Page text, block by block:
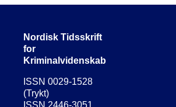
Nordisk Tidsskrift
for
Kriminalvidenskab
ISSN 0029-1528
(Trykt)